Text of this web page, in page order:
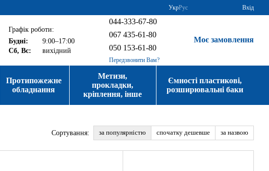
УкрРус Вхід
Графік роботи:
Будні:
9:00–17:00
Сб, Вс:
вихідний
044-333-67-80
067 435-61-80
050 153-61-80
Передзвонити Вам?
Моє замовлення
Протипожежне
обладнання
Метизи,
прокладки,
кріплення, інше
Ємності пластикові,
розширювальні баки
Сортування: за популярністю спочатку дешевше за назвою